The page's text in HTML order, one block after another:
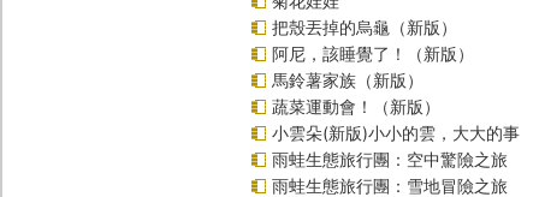
把殼丟掉的烏龜（新版）
阿尼，該睡覺了！（新版）
馬鈴薯家族（新版）
蔬菜運動會！（新版）
小雲朵(新版)小小的雲，大大的事
雨蛙生態旅行團：空中驚險之旅
雨蛙生態旅行團：雪地冒險之旅